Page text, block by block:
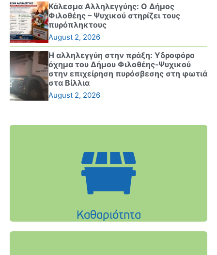
Κάλεσμα Αλληλεγγύης: Ο Δήμος
Φιλοθέης – Ψυχικού στηρίζει τους
πυρόπληκτους
August 2, 2026
Η αλληλεγγύη στην πράξη: Υδροφόρο
όχημα του Δήμου Φιλοθέης-Ψυχικού
στην επιχείρηση πυρόσβεσης στη φωτιά
στα Βίλλια
August 2, 2026